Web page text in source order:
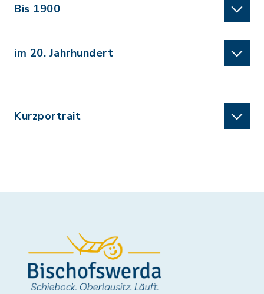
Bis 1900
im 20. Jahrhundert
Kurzportrait